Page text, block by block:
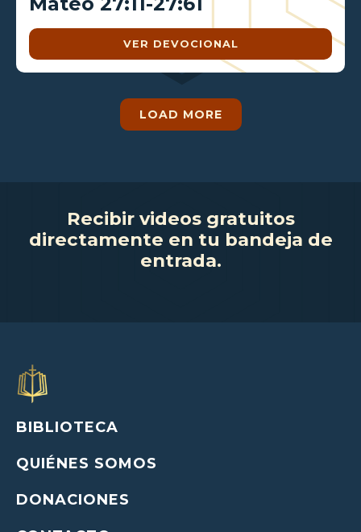
VER DEVOCIONAL
LOAD MORE
Recibir videos gratuitos
directamente en tu bandeja de
entrada.
BIBLIOTECA
QUIÉNES SOMOS
DONACIONES